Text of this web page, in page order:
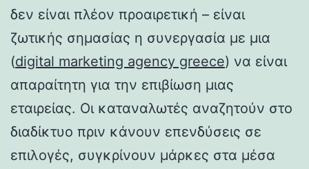
δεν είναι πλέον προαιρετική – είναι
ζωτικής σημασίας η συνεργασία με μια
(digital marketing agency greece) να είναι
απαραίτητη για την επιβίωση μιας
εταιρείας. Οι καταναλωτές αναζητούν στο
διαδίκτυο πριν κάνουν επενδύσεις σε
επιλογές, συγκρίνουν μάρκες στα μέσα